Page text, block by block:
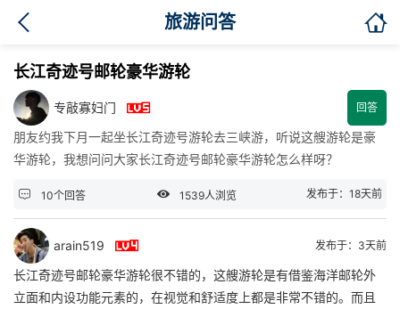
旅游问答 
长江奇迹号邮轮豪华游轮
专敲寡妇门  回答
朋友约我下月一起坐长江奇迹号游轮去三峡游，听说这艘游轮是豪
华游轮，我想问问大家长江奇迹号邮轮豪华游轮怎么样呀？
 10个回答  1539人浏览 发布于：18天前
arain519  发布于：3天前
长江奇迹号邮轮豪华游轮很不错的，这艘游轮是有借鉴海洋邮轮外
立面和内设功能元素的，在视觉和舒适度上都是非常不错的。而且